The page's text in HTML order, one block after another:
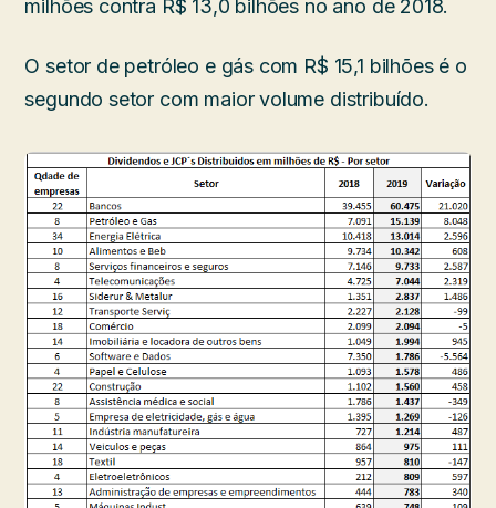
milhões contra R$ 13,0 bilhões no ano de 2018.
O setor de petróleo e gás com R$ 15,1 bilhões é o
segundo setor com maior volume distribuído.